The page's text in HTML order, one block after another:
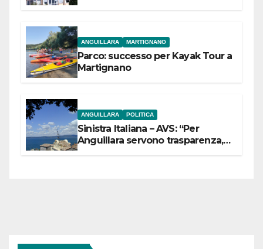
ANGUILLARA MARTIGNANO
Parco: successo per Kayak Tour a
Martignano
ANGUILLARA POLITICA
Sinistra Italiana – AVS: “Per
Anguillara servono trasparenza,